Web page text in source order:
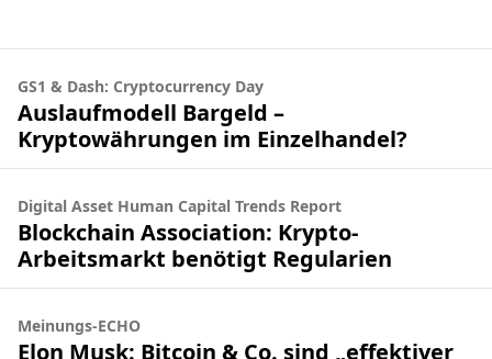
GS1 & Dash: Cryptocurrency Day
Auslaufmodell Bargeld –
Kryptowährungen im Einzelhandel?
Digital Asset Human Capital Trends Report
Blockchain Association: Krypto-
Arbeitsmarkt benötigt Regularien
Meinungs-ECHO
Elon Musk: Bitcoin & Co. sind „effektiver